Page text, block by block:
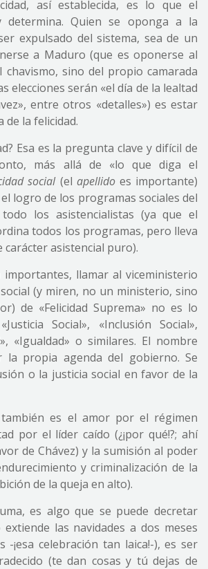
así establecida, es lo que el
determina. Quien se oponga a la
expulsado del sistema, sea de un
a Maduro (que es oponerse al
sino del propio camarada
elecciones serán «el día de la lealtad
entre otros «detalles») es estar
la felicidad.
Esa es la pregunta clave y difícil de
más allá de «lo que diga el
social(el apellidoes importante)
logro de los programas sociales del
los asistencialistas (ya que el
todos los programas, pero lleva
carácter asistencial puro).
importantes, llamar al viceministerio
(y miren, no un ministerio, sino
de «Felicidad Suprema» no es lo
Social», «Inclusión Social»,
«Igualdad» o similares. El nombre
la propia agenda del gobierno. Se
o la justicia social en favor de la
es el amor por el régimen
por el líder caído (¿¡por qué!?; ahí
de Chávez) y la sumisión al poder
y criminalización de la
de la queja en alto).
es algo que se puede decretar
las navidades a dos meses
-¡esa celebración tan laica!-), es ser
(te dan cosas y tú dejas de